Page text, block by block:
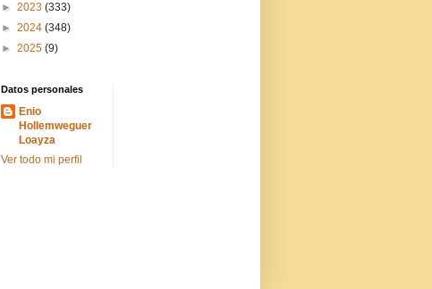
► 2023 (333)
► 2024 (348)
► 2025 (9)
Datos personales
Enio
Hollemweguer
Loayza
Ver todo mi perfil